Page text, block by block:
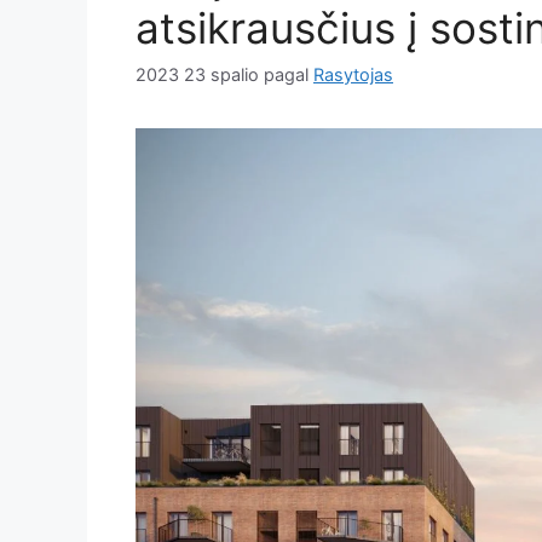
atsikrausčius į
2023 23 spalio pagal Rasytojas